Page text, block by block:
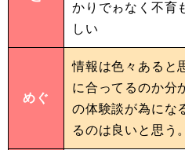
かりでゎなく不育
しい
めぐ
情報は色々あると
に合ってるのか分
の体験談が為にな
るのは良いと思う。